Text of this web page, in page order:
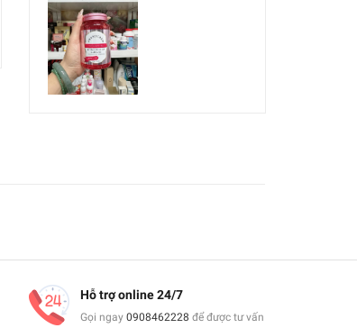
Hỗ trợ online 24/7
Gọi ngay 0908462228 để được tư vấn